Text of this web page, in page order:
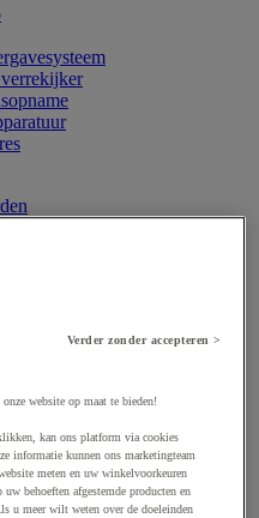
Verder zonder accepteren >
website op maat te bieden!
kan ons platform via cookies
informatie kunnen ons marketingteam
meten en uw winkelvoorkeuren
behoeften afgestemde producten en
u meer wilt weten over de doeleinden